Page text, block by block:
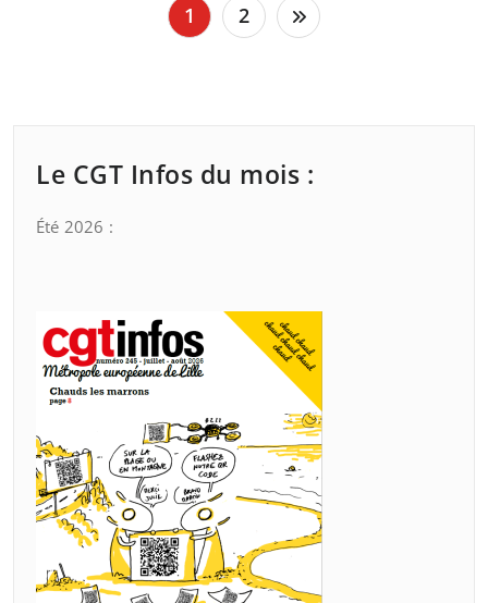
1 2
Le CGT Infos du mois :
Été 2026 :